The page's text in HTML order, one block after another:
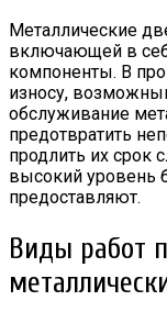
Металлические
включающей в
компоненты. В
износу,
обслуживание
предотвратить
продлить их срок
высокий уровень
предоставляют.
Виды работ